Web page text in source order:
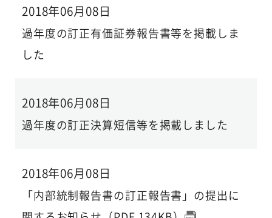
2018年06月08日
過年度の訂正有価証券報告書等を掲載しま
した
2018年06月08日
過年度の訂正決算短信等を掲載しました
2018年06月08日
「内部統制報告書の訂正報告書」の提出に